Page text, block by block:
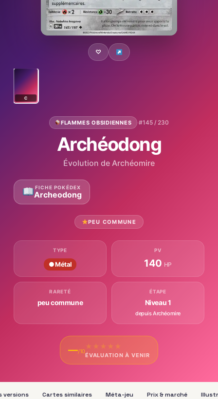
♡
C
FLAMMES OBSIDIENNES ·#145 / 230
Archéodong
Évolution de Archéomire
FICHE POKÉDEX
Archeodong
PEU COMMUNE
TYPE
● Métal
PV
140 HP
RARETÉ
peu commune
ÉTAPE
Niveau 1
depuis Archéomire
—/10
★ ★ ★ ★ ★
ÉVALUATION À VENIR
versions Cartes similaires Méta-jeu Prix & marché